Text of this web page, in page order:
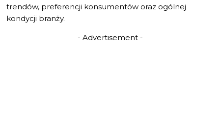
trendów, preferencji konsumentów oraz ogólnej
kondycji branży.
- Advertisement -